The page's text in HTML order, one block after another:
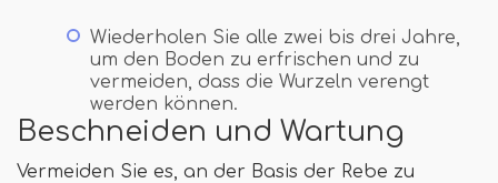
Wiederholen Sie alle zwei bis drei Jahre,
um den Boden zu erfrischen und zu
vermeiden, dass die Wurzeln verengt
werden können.
Beschneiden und Wartung
Vermeiden Sie es, an der Basis der Rebe zu